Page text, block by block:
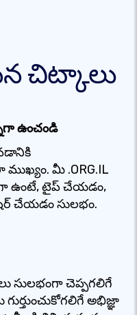
చిట్కాలు
ఉంచండి
మీ .ORG.IL
ఉంటే, టైప్ చేయడం,
చేయడం సులభం.
సులభంగా చెప్పగలిగే
అభిజ్ఞా